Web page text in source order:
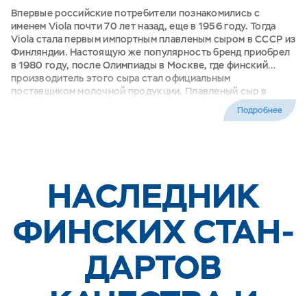
Впервые российские потребители познакомились с
именем Viola почти 70 лет назад, еще в 1956 году. Тогда
Viola стала первым импортным плавленым сыром в СССР из
Финляндии. Настоящую же популярность бренд приобрел
в 1980 году, после Олимпиады в Москве, где финский
производитель этого сыра стал официальным
поставщиком молочной продукции. Плавленый сыр в
круглой баночке с блондинкой Виолой десятилетиями
считался настоящим украшением советского
в Санкт-Петербурге. Кроме того, это многократный
обладатель премии «Товар года». Сегодня под брендом
Viola на российском рынке также представлен широкий
ассортимент полутвердых, твердых, творожных сыров и
свежей молочной продукции.
Подробнее
НАСЛЕД­НИК
ФИНСКИХ СТАН­
ДАРТОВ